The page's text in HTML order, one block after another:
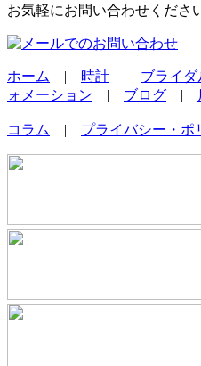
お気軽にお問い合わせくださ
ホーム | 時計 | ブライダ
ォメーション | ブログ |
コラム | プライバシー・ポ